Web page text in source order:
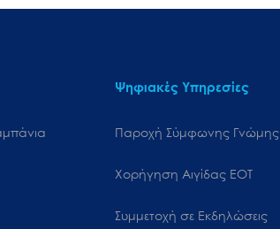
Ψηφιακές Υπηρεσίες
Παροχή Σύμφωνης Γνώμης
Χορήγηση Αιγίδας ΕΟΤ
Συμμετοχή σε Εκδηλώσεις